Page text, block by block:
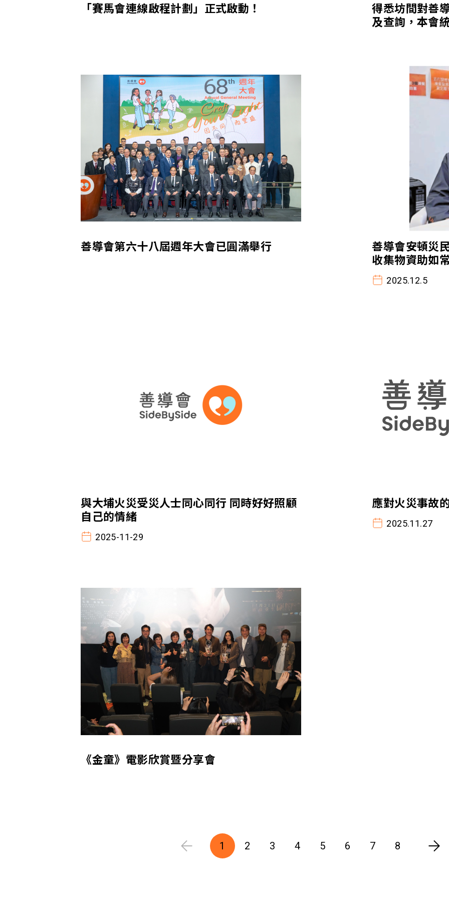
「賽馬會連線啟程計劃」正式啟動！
得悉坊間對善
及查詢，本會
善導會第六十八屆週年大會已圓滿舉行
善導會安頓災
收集物資助如
2025.12.5
與大埔火災受災人士同心同行 同時好好照顧
自己的情緒
2025-11-29
應對火災事故
2025.11.27
《金童》電影欣賞暨分享會
1 2 3 4 5 6 7 8